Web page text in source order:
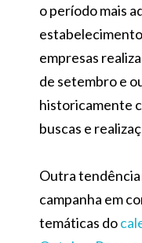
o período mais
empresas
de setembro e
historicamente
buscas e
Outra tendência
campanha em
temáticas do